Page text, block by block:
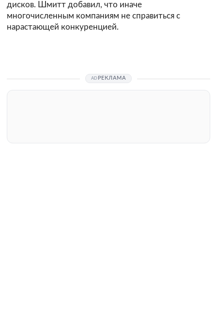
дисков. Шмитт добавил, что иначе
многочисленным компаниям не справиться с
нарастающей конкуренцией.
РЕКЛАМА